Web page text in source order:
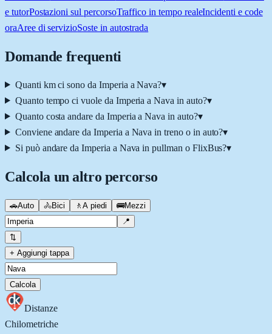
e tutorPostazioni sul percorsoTraffico in tempo realeIncidenti e code
oraAree di servizioSoste in autostrada
Domande frequenti
Quanti km ci sono da Imperia a Nava?▾
Quanto tempo ci vuole da Imperia a Nava in auto?▾
Quanto costa andare da Imperia a Nava in auto?▾
Conviene andare da Imperia a Nava in treno o in auto?▾
Si può andare da Imperia a Nava in pullman o FlixBus?▾
Calcola un altro percorso
🚗Auto 🚴Bici 🚶 A piedi 🚌Mezzi
📍
⇅
+ Aggiungi tappa
Calcola
Distanze
Chilometriche